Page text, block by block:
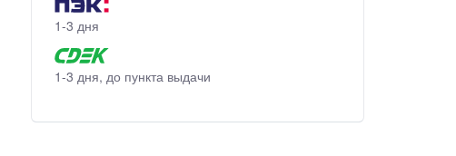
1-3 дня
1-3 дня, до пункта выдачи